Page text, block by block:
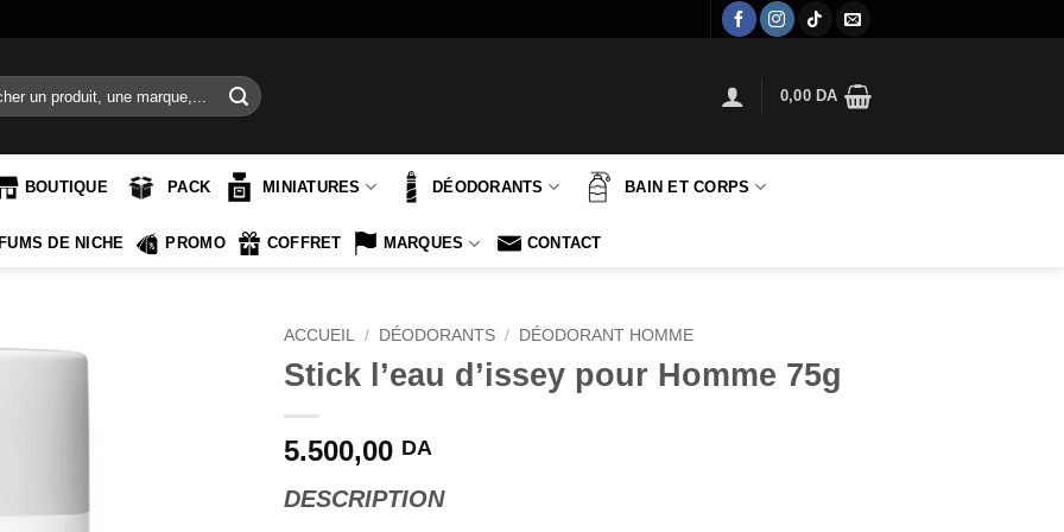
0,00 DA
BOUTIQUE PACK MINIATURES DÉODORANTS BAIN ET CORPS
DE NICHE PROMO COFFRET MARQUES CONTACT
ACCUEIL / DÉODORANTS / DÉODORANT HOMME
Stick l’eau d’issey pour Homme 75g
5.500,00 DA
DESCRIPTION